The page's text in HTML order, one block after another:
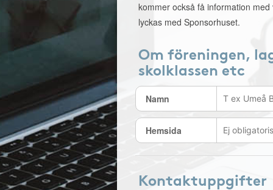
kommer också få information
lyckas med Sponsorhuset.
Om föreningen,
skolklassen etc
Namn
Hemsida
Kontaktuppgifter